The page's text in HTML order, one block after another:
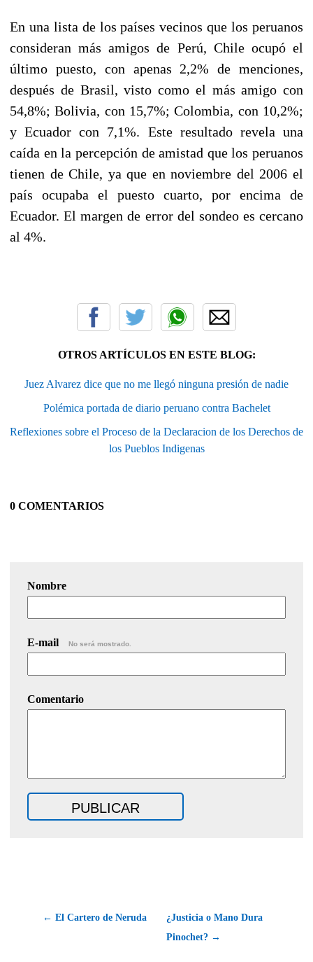
En una lista de los países vecinos que los peruanos
consideran más amigos de Perú, Chile ocupó el
último puesto, con apenas 2,2% de menciones,
después de Brasil, visto como el más amigo con
54,8%; Bolivia, con 15,7%; Colombia, con 10,2%;
y Ecuador con 7,1%. Este resultado revela una
caída en la percepción de amistad que los peruanos
tienen de Chile, ya que en noviembre del 2006 el
país ocupaba el puesto cuarto, por encima de
Ecuador. El margen de error del sondeo es cercano
al 4%.
OTROS ARTÍCULOS EN ESTE BLOG:
Juez Alvarez dice que no me llegó ninguna presión de nadie
Polémica portada de diario peruano contra Bachelet
Reflexiones sobre el Proceso de la Declaracion de los Derechos de
los Pueblos Indigenas
0 COMENTARIOS
Nombre
E-mail No será mostrado.
Comentario
← El Cartero de Neruda
¿Justicia o Mano Dura
Pinochet? →